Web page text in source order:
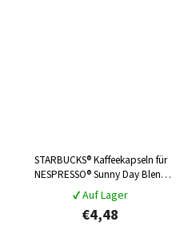
STARBUCKS® Kaffeekapseln für
NESPRESSO® Sunny Day Blend
LUNGO 10 Stk
✔ Auf Lager
€4,48